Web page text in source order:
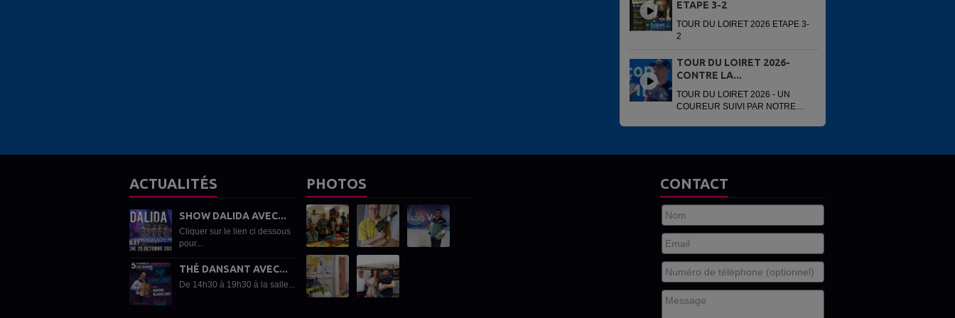
ETAPE 3-2
TOUR DU LOIRET 2026 ETAPE 3-
2
TOUR DU LOIRET 2026-
CONTRE LA...
TOUR DU LOIRET 2026 - UN
COUREUR SUIVI PAR NOTRE
ACTUALITÉS
SHOW DALIDA AVEC...
Cliquer sur le lien ci dessous
pour...
THÉ DANSANT AVEC...
De 14h30 à 19h30 à la salle...
PHOTOS CONTACT